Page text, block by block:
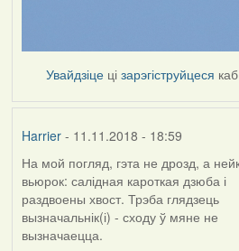
Увайдзіце цізарэгіструйцеся
Harrier- 11.11.2018 - 18:59
In
reply
to
by
arktous
На мой погляд, гэта не дрозд, а
вьюрок: салідная кароткая дзюба і
раздвоены хвост. Трэба глядзець
вызначальнік(і) - сходу ў мяне не
вызначаецца.